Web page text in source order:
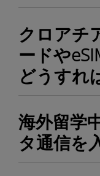
クロアチ
ードや
どうすれ
海外留学
タ通信を